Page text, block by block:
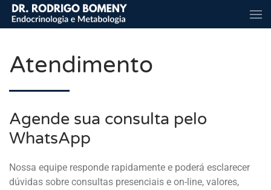
Atendimento
Agende sua consulta pelo
WhatsApp
Nossa equipe responde rapidamente e poderá esclarecer
dúvidas sobre consultas presenciais e on-line, valores,